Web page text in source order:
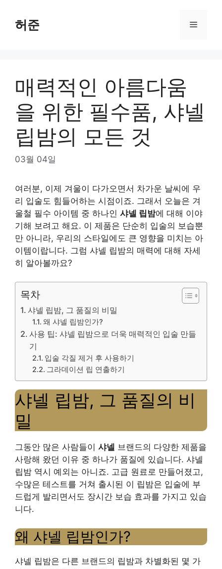
content
허준 Menu
매력적인 아름다움
을 위한 필수품, 샤넬
립밤의 모든 것
03월 04일
여러분, 이제 겨울이 다가오면서 차가운 날씨에 우
리 입술도 힘들어하는 시점이죠. 그래서 오늘은 겨
울철 필수 아이템 중 하나인 샤넬 립밤에 대해 이야
기해 보려고 해요. 이 제품은 단순히 입술의 보습뿐
만 아니라, 우리의 스타일에도 큰 영향을 미치는 아
이템이랍니다. 그럼 샤넬 립밤의 매력에 대해 자세
히 알아볼까요?
목차
샤넬 립밤, 그 품질의 비밀
왜 샤넬 립밤인가?
사용 팁: 샤넬 립밤으로 더욱 매력적인 입술 만들
기
입술 각질 제거 후 사용하기
그라데이션 립 연출하기
샤넬 립밤, 그 품질의 비
밀
그동안 많은 사람들이 샤넬 브랜드의 다양한 제품을
사랑해 왔던 이유 중 하나가 품질에 있습니다. 샤넬
립밤 역시 예외는 아니죠. 고급 원료로 만들어졌고,
수많은 테스트를 거쳐 출시된 이 립밤은 입술에 부
드럽게 발리면서도 장시간 보습 효과를 가지고 있습
니다.
왜 샤넬 립밤인가?
샤넬 립밤은 다른 브랜드의 립밤과 차별화된 몇 가